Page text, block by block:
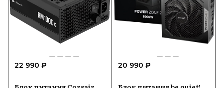
22 990 ₽ 20 990 ₽